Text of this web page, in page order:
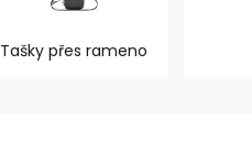
Tašky přes rameno